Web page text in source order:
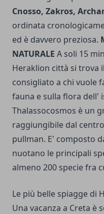
Cnosso, Zakros,
ordinata
ed è davvero preziosa.
NATURALE A soli 15
Heraklion città si trova
consigliato a chi vuole
fauna e sulla flora dell'
Thalassocosmos è un
raggiungibile dal
pullman. E' composto
nuotano le principali
almeno 200 specie fra
Le più belle spiagge di
Una vacanza a Creta è